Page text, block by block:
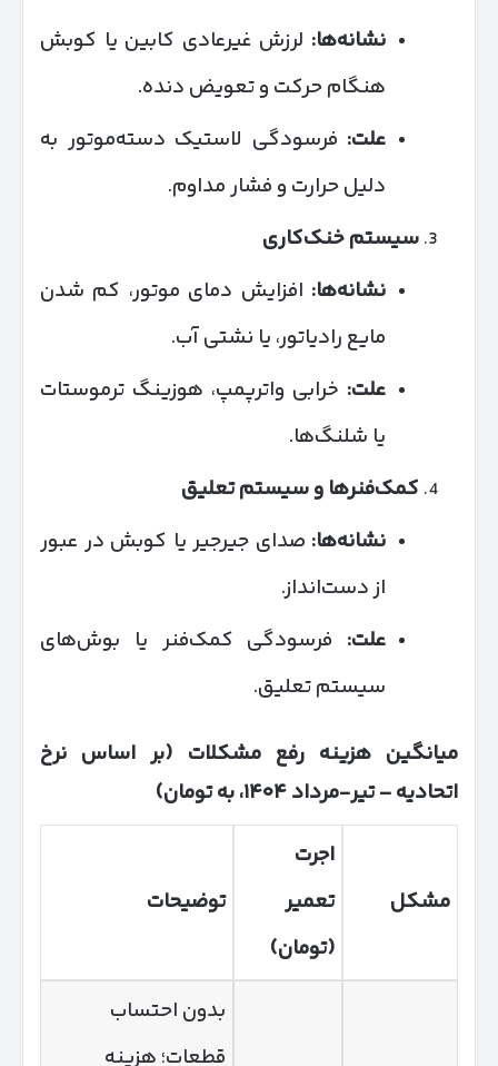
نشانه‌ها: لرزش غیرعادی کابین یا کوبش
هنگام حرکت و تعویض دنده.
علت: فرسودگی لاستیک دسته‌موتور به
دلیل حرارت و فشار مداوم.
سیستم خنک‌کاری
نشانه‌ها: افزایش دمای موتور، کم شدن
مایع رادیاتور، یا نشتی آب.
علت: خرابی واترپمپ، هوزینگ ترموستات
یا شلنگ‌ها.
کمک‌فنرها و سیستم تعلیق
نشانه‌ها: صدای جیرجیر یا کوبش در عبور
از دست‌انداز.
علت: فرسودگی کمک‌فنر یا بوش‌های
سیستم تعلیق.
میانگین هزینه رفع مشکلات (بر اساس نرخ
اتحادیه–تیر-مرداد۱۴۰۴، به تومان)
مشکل
اجرت
تعمیر
(تومان)
توضیحات
بدون احتساب
قطعات؛ هزینه